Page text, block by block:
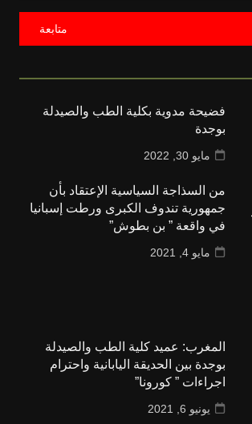
متابعة
فضيحة مدوية بكلية الطب والصيدلة
بوجدة
مايو 30, 2022
من السذاجة السياسية الإعتقاد بأن
جمهورية تندوف الكبرى ورطت إسبانيا
في واقعة ” بن بطوش”
مايو 4, 2021
المغرب: عميد كلية الطب والصيدلة
بوجدة بين الحديقة اليابانية واحترام
اجراءات ” كورونا”
يونيو 6, 2021